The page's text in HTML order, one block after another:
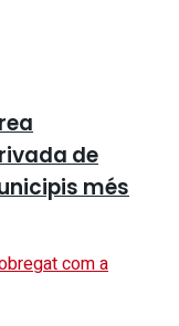
de
més